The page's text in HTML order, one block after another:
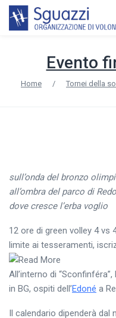
Evento
Home / Tornei della
sull’onda del bronzo
all’ombra del parco di
dove cresce l’erba voglio
12 ore di green volley 4 vs
limite ai tesseramenti,
All’interno di
in BG, ospiti dell’Edoné a
Il calendario dipenderà dal